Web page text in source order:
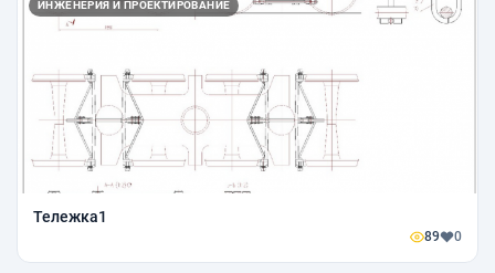
ИНЖЕНЕРИЯ И ПРОЕКТИРОВАНИЕ
Тележка1
89 0